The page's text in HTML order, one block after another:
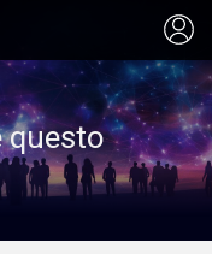
questo